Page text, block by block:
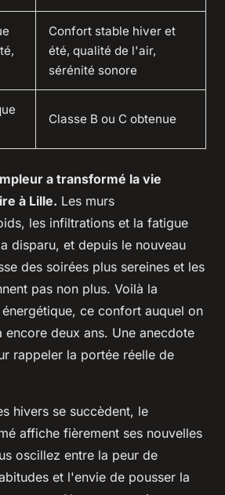
Confort stable hiver et
été, qualité de l'air,
sérénité sonore
Classe B ou C obtenue
a transformé la vie
à Lille. Les murs
les infiltrations et la fatigue
disparu, et depuis le nouveau
des soirées plus sereines et les
pas non plus. Voilà la
ce confort auquel on
deux ans. Une anecdote
rappeler la portée réelle de
hivers se succèdent, le
affiche fièrement ses nouvelles
oscillez entre la peur de
et l'envie de pousser la